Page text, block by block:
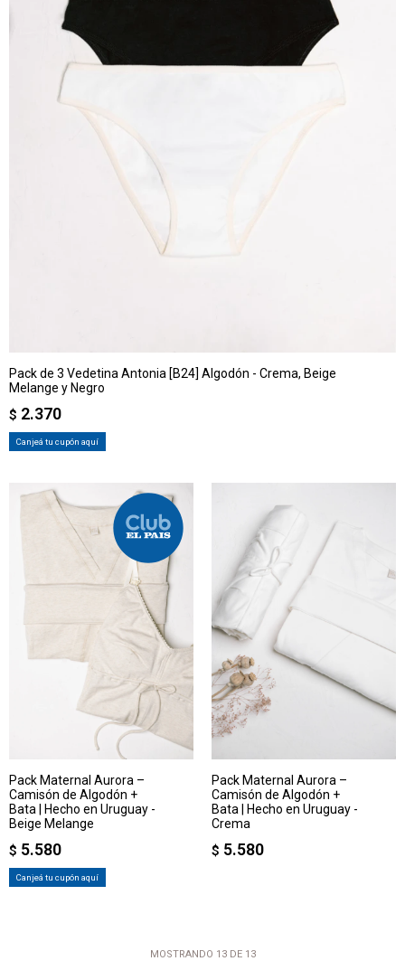
Pack de 3 Vedetina Antonia [B24] Algodón - Crema, Beige
Melange y Negro
$ 2.370
Canjeá tu cupón aquí
Pack Maternal Aurora –
Camisón de Algodón +
Bata | Hecho en Uruguay -
Beige Melange
$ 5.580
Canjeá tu cupón aquí
Pack Maternal Aurora –
Camisón de Algodón +
Bata | Hecho en Uruguay -
Crema
$ 5.580
MOSTRANDO 13DE 13